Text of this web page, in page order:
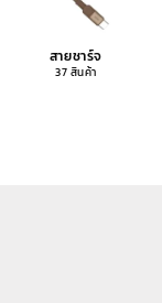
สายชาร์จ
37 สินค้า